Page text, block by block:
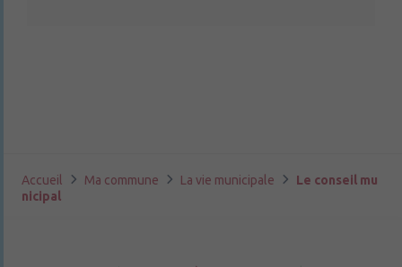
Accueil Ma commune La vie municipale
Le conseil mu
nicipal